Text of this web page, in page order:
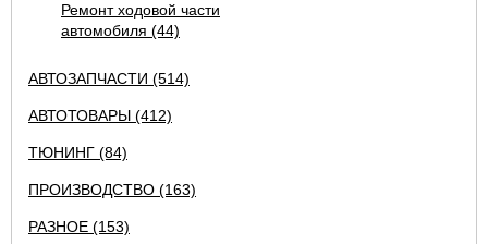
Ремонт ходовой части
автомобиля (44)
АВТОЗАПЧАСТИ (514)
АВТОТОВАРЫ (412)
ТЮНИНГ (84)
ПРОИЗВОДСТВО (163)
РАЗНОЕ (153)